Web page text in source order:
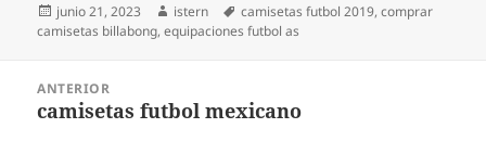
Publicado
el
junio 21, 2023 Autor
istern Etiquetas
camisetas futbol 2019,comprar
camisetas billabong,equipaciones futbol as
entradas
ANTERIOR
Entrada
camisetas futbol mexicano